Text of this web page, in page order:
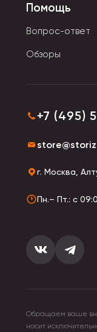
Помощь
Вопрос-ответ
Обзоры
+7 (495)
г. Москва,
Пн.– Пт.: с
Обращаем ваше
носит